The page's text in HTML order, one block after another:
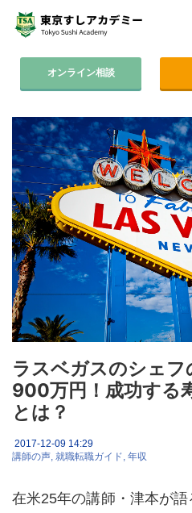
オンライン相談
コース
集中コー
平日コー
週末コース│
寿司職人養成
学費
すしアカ卒
ラスベガスのシェ
900万円！成功する
とは？
2017-12-09 14:29
講師の声 就職転職ガイド 年収
在米25年の講師・津本が